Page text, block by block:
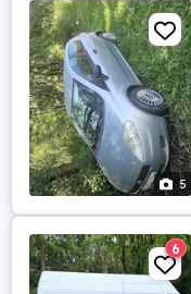
5
6